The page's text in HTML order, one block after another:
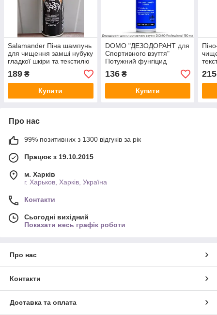
Salamander Піна шампунь
для чищення замші нубуку
гладкої шкіри та текстилю
200 мл.
189 ₴
Купити
DOMO "ДЕЗОДОРАНТ для
Спортивного взуття"
Потужний фунгіцид
PROFESSIONAL, 150мл
136₴
Купити
215
Про нас
99% позитивних з 1300 відгуків за рік
Працює з 19.10.2015
м. Харків
г. Харьков, Харків, Україна
Контакти
Сьогодні вихідний
Показати весь графік роботи
Про нас
Контакти
Доставка та оплата